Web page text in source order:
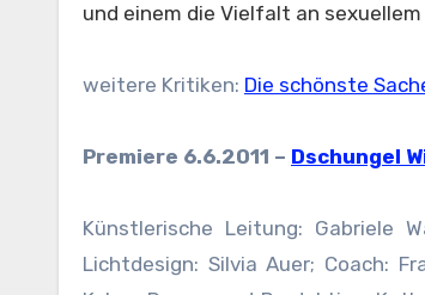
und einem die Vielfalt an
weitere Kritiken: Die schönste
Premiere 6.6.2011 – Dschungel
Künstlerische Leitung: Gabriele
Lichtdesign: Silvia Auer; Coach: